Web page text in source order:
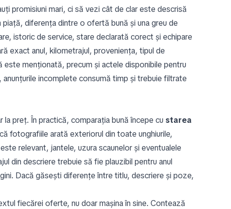
promisiuni mari, ci să vezi cât de clar este descrisă
piață, diferența dintre o ofertă bună și una greu de
istoric de service, stare declarată corect și echipare
exact anul, kilometrajul, proveniența, tipul de
menționată, precum și actele disponibile pentru
anunțurile incomplete consumă timp și trebuie filtrate
preț. În practică, comparația bună începe cu starea
fotografiile arată exteriorul din toate unghiurile,
relevant, jantele, uzura scaunelor și eventualele
din descriere trebuie să fie plauzibil pentru anul
Dacă găsești diferențe între titlu, descriere și poze,
fiecărei oferte, nu doar mașina în sine. Contează